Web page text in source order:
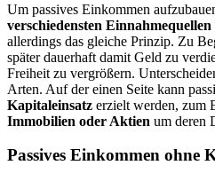
Um passives Einkommen
verschiedensten Einnahmequellen
allerdings das gleiche Prinzip. Zu
später dauerhaft damit Geld zu
Freiheit zu vergrößern.
Arten. Auf der einen Seite kann
Kapitaleinsatz erzielt werden, zum
Immobilien oder Aktien um deren
Passives Einkommen ohne